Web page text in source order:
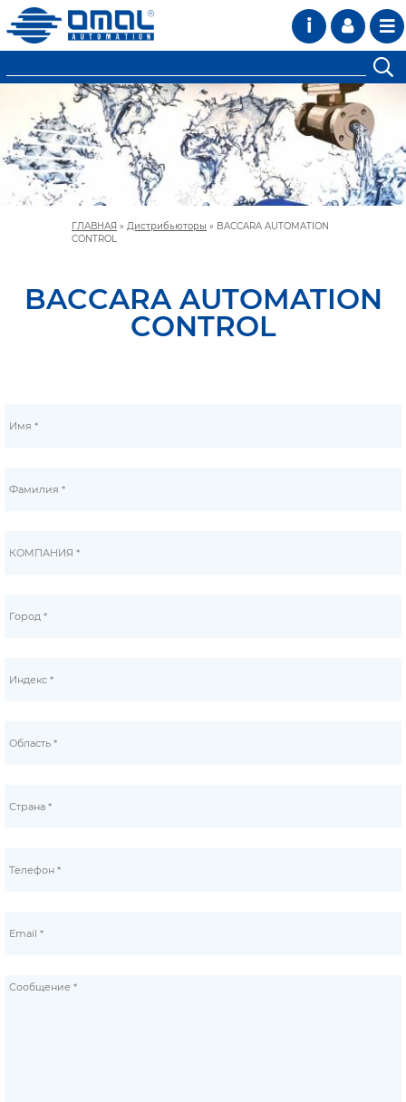
i
ГЛАВНАЯ » Дистрибьюторы » BACCARA AUTOMATION
CONTROL
BACCARA AUTOMATION
CONTROL